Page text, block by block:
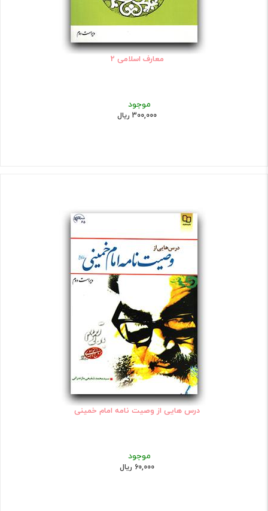
معارف اسلامی 2
موجود
300,000 ریال
درس هایی از وصیت نامه امام خمینی
موجود
60,000 ریال